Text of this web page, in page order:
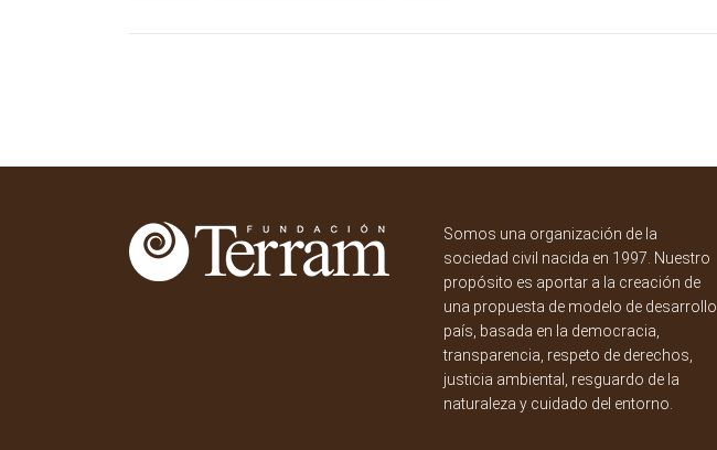
Somos una organización de la
sociedad civil nacida en 1997. Nuestro
propósito es aportar a la creación de
una propuesta de modelo de desarrollo
país, basada en la democracia,
transparencia, respeto de derechos,
justicia ambiental, resguardo de la
naturaleza y cuidado del entorno.